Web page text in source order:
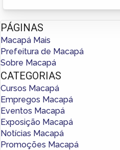
PÁGINAS
Macapá Mais
Prefeitura de Macapá
Sobre Macapá
CATEGORIAS
Cursos Macapá
Empregos Macapá
Eventos Macapá
Exposição Macapá
Notícias Macapá
Promoções Macapá